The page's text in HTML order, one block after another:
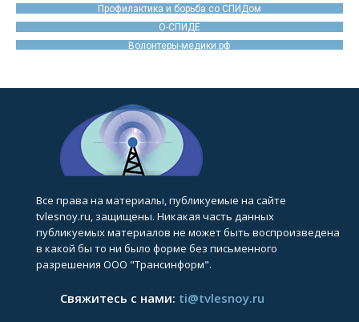
Профилактика и борьба со СПИДом
О-СПИДЕ
Волонтеры-медики.рф
Все права на материалы, публикуемые на сайте
tvlesnoy.ru, защищены. Никакая часть данных
публикуемых материалов не может быть воспроизведена
в какой бы то ни было форме без письменного
разрешения ООО "Трансинформ".
Свяжитесь с нами: ti@tvlesnoy.ru